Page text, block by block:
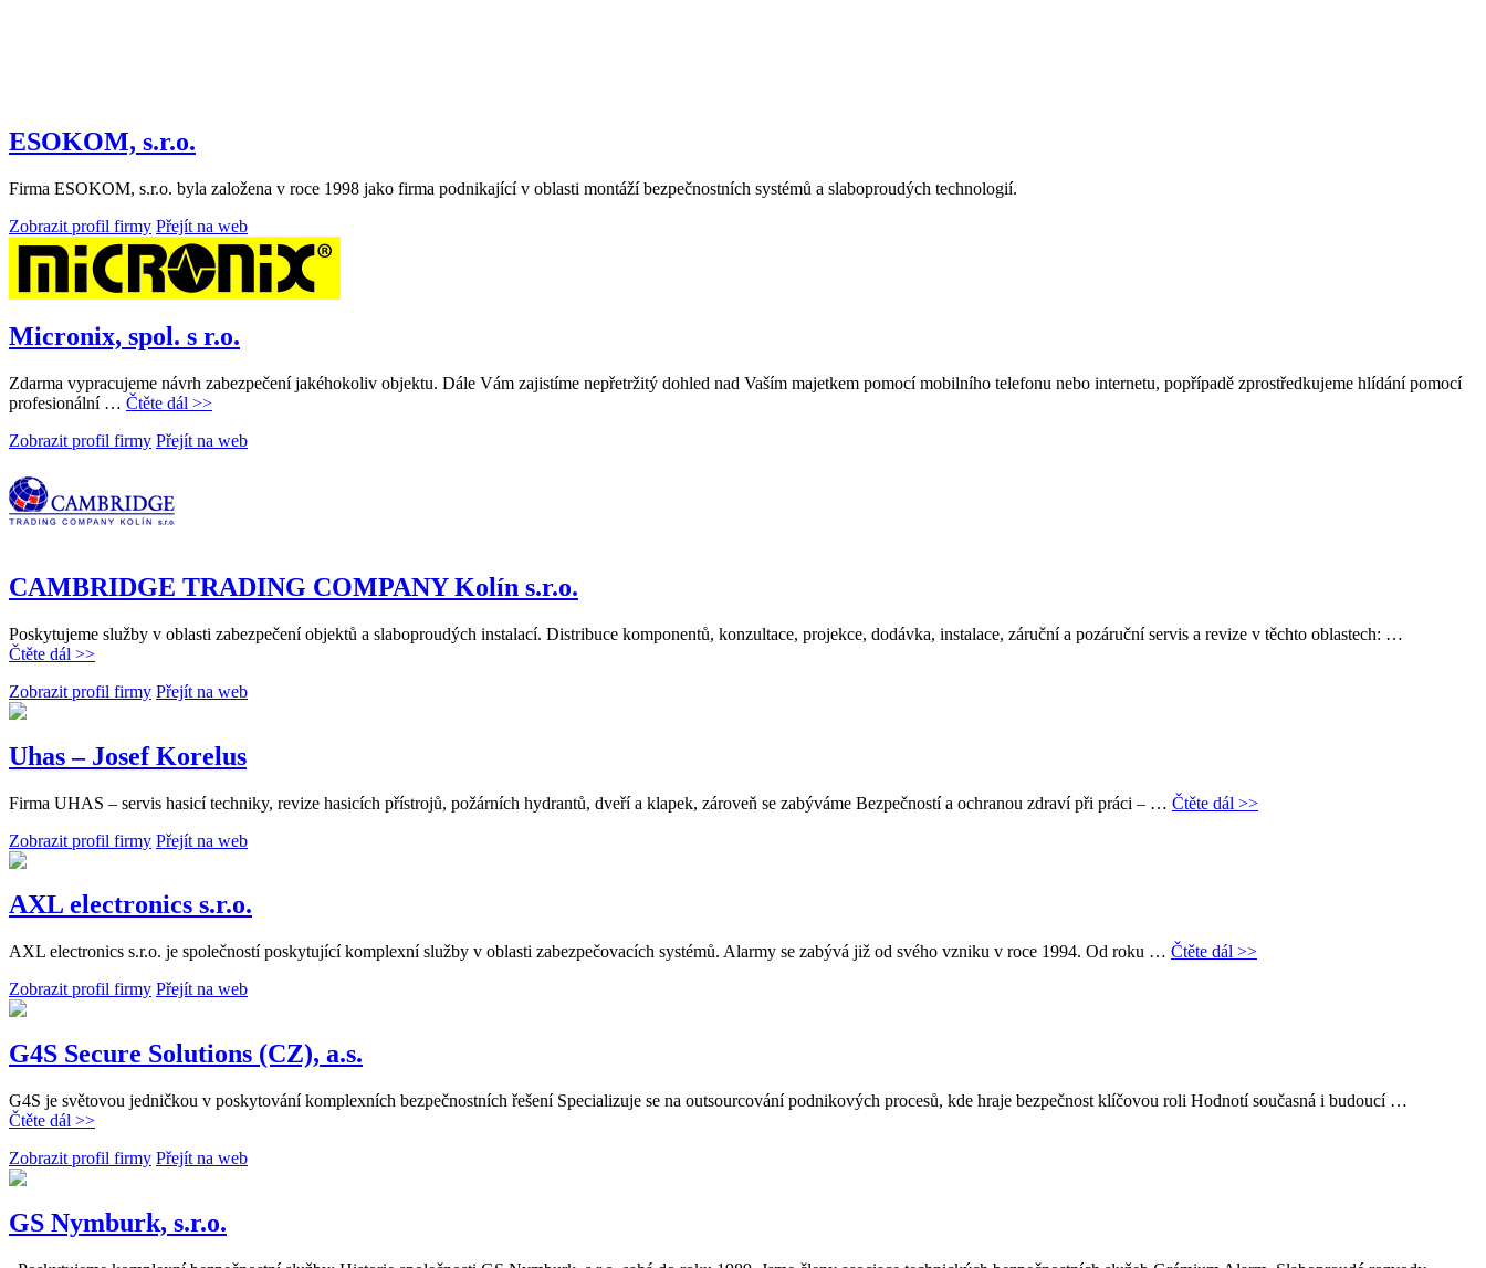
ESOKOM, s.r.o.
Firma ESOKOM, s.r.o. byla založena v roce 1998 jako firma podnikající v oblasti montáží bezpečnostních systémů a slaboproudých technologií.
Zobrazit profil firmy Přejít na web
Micronix, spol. s r.o.
Zdarma vypracujeme návrh zabezpečení jakéhokoliv objektu. Dále Vám zajistíme nepřetržitý dohled nad Vaším majetkem pomocí mobilního telefonu nebo internetu, popřípadě zprostředkujeme hlídání pomocí
profesionální … Čtěte dál >>
Zobrazit profil firmy Přejít na web
CAMBRIDGE TRADING COMPANY Kolín s.r.o.
Poskytujeme služby v oblasti zabezpečení objektů a slaboproudých instalací. Distribuce komponentů, konzultace, projekce, dodávka, instalace, záruční a pozáruční servis a revize v těchto oblastech: …
Čtěte dál >>
Zobrazit profil firmy Přejít na web
Uhas – Josef Korelus
Firma UHAS – servis hasicí techniky, revize hasicích přístrojů, požárních hydrantů, dveří a klapek, zároveň se zabýváme Bezpečností a ochranou zdraví při práci – … Čtěte dál >>
Zobrazit profil firmy Přejít na web
AXL electronics s.r.o.
AXL electronics s.r.o. je společností poskytující komplexní služby v oblasti zabezpečovacích systémů. Alarmy se zabývá již od svého vzniku v roce 1994. Od roku … Čtěte dál >>
Zobrazit profil firmy Přejít na web
G4S Secure Solutions (CZ), a.s.
G4S je světovou jedničkou v poskytování komplexních bezpečnostních řešení Specializuje se na outsourcování podnikových procesů, kde hraje bezpečnost klíčovou roli Hodnotí současná i budoucí …
Čtěte dál >>
Zobrazit profil firmy Přejít na web
GS Nymburk, s.r.o.